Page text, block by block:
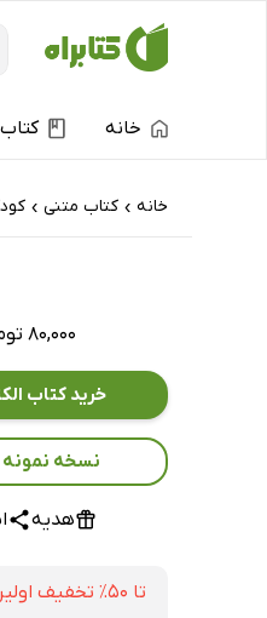
خانه
خانه › کتاب‌ متنی ›
۸۰,۰۰۰ تومان
خرید کتاب
نسخه نمونه
هدیه
تا ۵۰٪ تخفیف اولین خرید با کد